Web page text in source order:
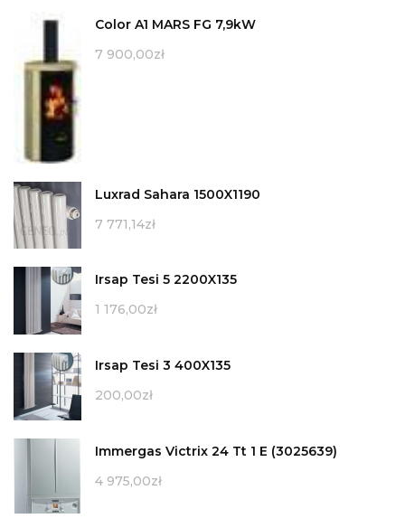
Color A1 MARS FG 7,9kW
7 900,00zł
Luxrad Sahara 1500X1190
7 771,14zł
Irsap Tesi 5 2200X135
1 176,00zł
Irsap Tesi 3 400X135
200,00zł
Immergas Victrix 24 Tt 1 E (3025639)
4 975,00zł